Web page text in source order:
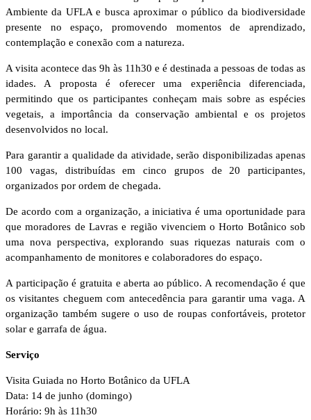
Ambiente da UFLA e busca aproximar o público da biodiversidade
presente no espaço, promovendo momentos de aprendizado,
contemplação e conexão com a natureza.
A visita acontece das 9h às 11h30 e é destinada a pessoas de todas as
idades. A proposta é oferecer uma experiência diferenciada,
permitindo que os participantes conheçam mais sobre as espécies
vegetais, a importância da conservação ambiental e os projetos
desenvolvidos no local.
Para garantir a qualidade da atividade, serão disponibilizadas apenas
100 vagas, distribuídas em cinco grupos de 20 participantes,
organizados por ordem de chegada.
De acordo com a organização, a iniciativa é uma oportunidade para
que moradores de Lavras e região vivenciem o Horto Botânico sob
uma nova perspectiva, explorando suas riquezas naturais com o
acompanhamento de monitores e colaboradores do espaço.
A participação é gratuita e aberta ao público. A recomendação é que
os visitantes cheguem com antecedência para garantir uma vaga. A
organização também sugere o uso de roupas confortáveis, protetor
solar e garrafa de água.
Serviço
Visita Guiada no Horto Botânico da UFLA
Data: 14 de junho (domingo)
Horário: 9h às 11h30